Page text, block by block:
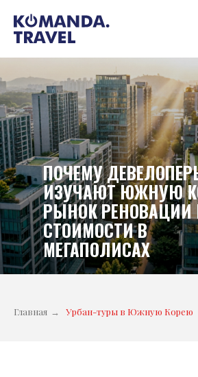
ПОЧЕМУ
ИЗУЧАЮТ ЮЖНУЮ
РЫНОК РЕНОВАЦИИ
СТОИМОСТИ В
МЕГАПОЛИСАХ
Главная → Урбан-туры в Южную Корею